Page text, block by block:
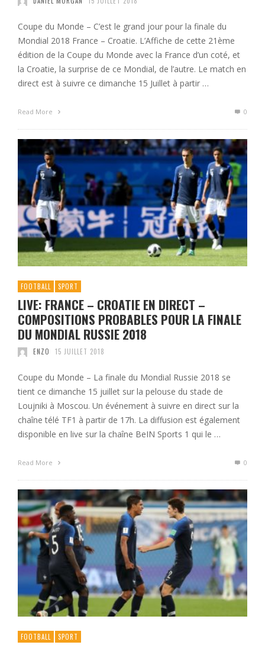
Coupe du Monde – C’est le grand jour pour la finale du
Mondial 2018 France – Croatie. L’Affiche de cette 21ème
édition de la Coupe du Monde avec la France d’un coté, et
la Croatie, la surprise de ce Mondial, de l’autre. Le match en
direct est à suivre ce dimanche 15 Juillet à partir …
Read More 0
FOOTBALL SPORT
LIVE: FRANCE – CROATIE EN DIRECT –
COMPOSITIONS PROBABLES POUR LA FINALE
DU MONDIAL RUSSIE 2018
ENZO 15 JUILLET 2018
Coupe du Monde – La finale du Mondial Russie 2018 se
tient ce dimanche 15 juillet sur la pelouse du stade de
Loujniki à Moscou. Un événement à suivre en direct sur la
chaîne télé TF1 à partir de 17h. La diffusion est également
disponible en live sur la chaîne BeIN Sports 1 qui le …
Read More 0
FOOTBALL SPORT